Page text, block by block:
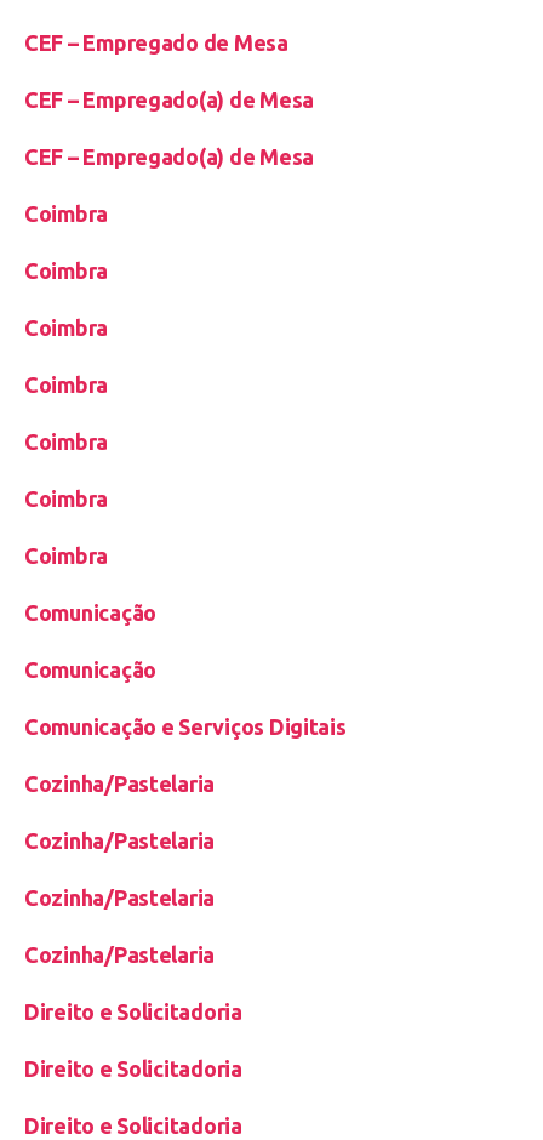
CEF – Empregado de Mesa
CEF – Empregado(a) de Mesa
CEF – Empregado(a) de Mesa
Coimbra
Coimbra
Coimbra
Coimbra
Coimbra
Coimbra
Coimbra
Comunicação
Comunicação
Comunicação e Serviços Digitais
Cozinha/Pastelaria
Cozinha/Pastelaria
Cozinha/Pastelaria
Cozinha/Pastelaria
Direito e Solicitadoria
Direito e Solicitadoria
Direito e Solicitadoria